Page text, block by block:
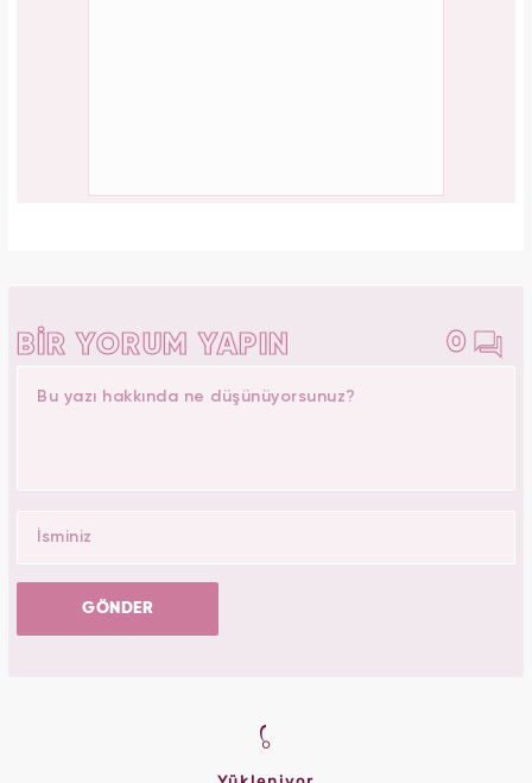
BİR YORUM YAPIN 0
GÖNDER